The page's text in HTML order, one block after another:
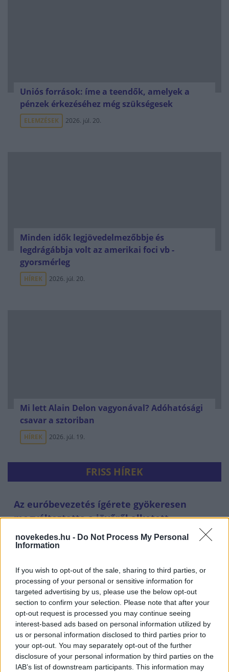
novekedes.hu - Do Not Process My Personal
Information
If you wish to opt-out of the sale, sharing to third parties, or
processing of your personal or sensitive information for
targeted advertising by us, please use the below opt-out
section to confirm your selection. Please note that after your
opt-out request is processed you may continue seeing
interest-based ads based on personal information utilized by
us or personal information disclosed to third parties prior to
your opt-out. You may separately opt-out of the further
disclosure of your personal information by third parties on the
IAB’s list of downstream participants. This information may
Uniós források: íme a teendők, amelyek a
pénzek érkezéséhez még szükségesek
ELEMZÉSEK 2026. júl. 20.
Minden idők legjövedelmezőbbje és
legdrágábbja volt az amerikai foci vb -
gyorsmérleg
HÍREK 2026. júl. 20.
Mi lett Alain Delon vagyonával? Adóhatósági
csavar a sztoriban
HÍREK 2026. júl. 19.
FRISS HÍREK
Az euróbevezetés ígérete gyökeresen
megváltoztatta a jövőről alkotott
képünket
MAGYAR EURÓ